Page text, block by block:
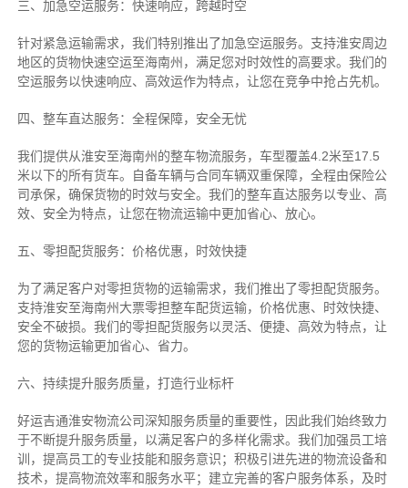
三、加急空运服务：快速响应，跨越时空
针对紧急运输需求，我们特别推出了加急空运服务。支持淮安周边
地区的货物快速空运至海南州，满足您对时效性的高要求。我们的
空运服务以快速响应、高效运作为特点，让您在竞争中抢占先机。
四、整车直达服务：全程保障，安全无忧
我们提供从淮安至海南州的整车物流服务，车型覆盖4.2米至17.5
米以下的所有货车。自备车辆与合同车辆双重保障，全程由保险公
司承保，确保货物的时效与安全。我们的整车直达服务以专业、高
效、安全为特点，让您在物流运输中更加省心、放心。
五、零担配货服务：价格优惠，时效快捷
为了满足客户对零担货物的运输需求，我们推出了零担配货服务。
支持淮安至海南州大票零担整车配货运输，价格优惠、时效快捷、
安全不破损。我们的零担配货服务以灵活、便捷、高效为特点，让
您的货物运输更加省心、省力。
六、持续提升服务质量，打造行业标杆
好运吉通淮安物流公司深知服务质量的重要性，因此我们始终致力
于不断提升服务质量，以满足客户的多样化需求。我们加强员工培
训，提高员工的专业技能和服务意识；积极引进先进的物流设备和
技术，提高物流效率和服务水平；建立完善的客户服务体系，及时